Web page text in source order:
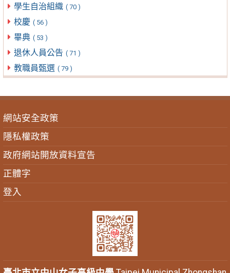
學生自治組織 ( 70 )
校慶 ( 56 )
畢典 ( 53 )
退休人員公告 ( 71 )
教職員甄選 ( 79 )
網站安全政策
隱私權政策
政府網站開放資料宣告
正體字
登入